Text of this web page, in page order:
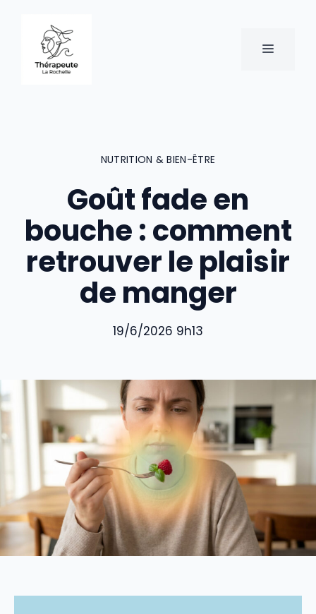
contenu
MENU
NUTRITION & BIEN-ÊTRE
Goût fade en
bouche : comment
retrouver le plaisir
de manger
19/6/2026 9h13